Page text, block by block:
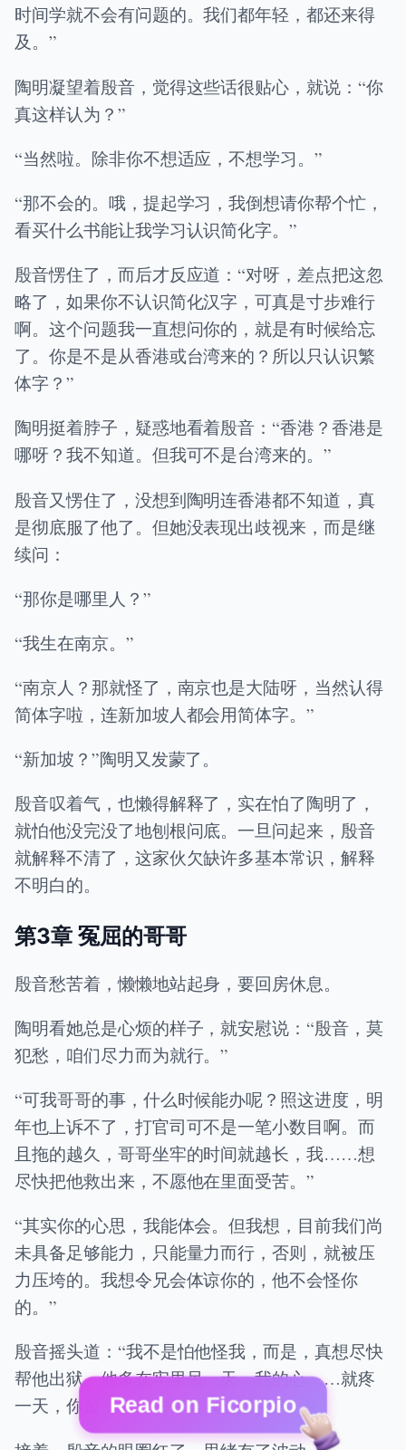
Read on Ficorpio
时间学就不会有问题的。我们都年轻，都还来得
及。”
陶明凝望着殷音，觉得这些话很贴心，就说：“你
真这样认为？”
“当然啦。除非你不想适应，不想学习。”
“那不会的。哦，提起学习，我倒想请你帮个忙，
看买什么书能让我学习认识简化字。”
殷音愣住了，而后才反应道：“对呀，差点把这忽
略了，如果你不认识简化汉字，可真是寸步难行
啊。这个问题我一直想问你的，就是有时候给忘
了。你是不是从香港或台湾来的？所以只认识繁
体字？”
陶明挺着脖子，疑惑地看着殷音：“香港？香港是
哪呀？我不知道。但我可不是台湾来的。”
殷音又愣住了，没想到陶明连香港都不知道，真
是彻底服了他了。但她没表现出歧视来，而是继
续问：
“那你是哪里人？”
“我生在南京。”
“南京人？那就怪了，南京也是大陆呀，当然认得
简体字啦，连新加坡人都会用简体字。”
“新加坡？”陶明又发蒙了。
殷音叹着气，也懒得解释了，实在怕了陶明了，
就怕他没完没了地刨根问底。一旦问起来，殷音
就解释不清了，这家伙欠缺许多基本常识，解释
不明白的。
第3章 冤屈的哥哥
殷音愁苦着，懒懒地站起身，要回房休息。
陶明看她总是心烦的样子，就安慰说：“殷音，莫
犯愁，咱们尽力而为就行。”
“可我哥哥的事，什么时候能办呢？照这进度，明
年也上诉不了，打官司可不是一笔小数目啊。而
且拖的越久，哥哥坐牢的时间就越长，我……想
尽快把他救出来，不愿他在里面受苦。”
“其实你的心思，我能体会。但我想，目前我们尚
未具备足够能力，只能量力而行，否则，就被压
力压垮的。我想令兄会体谅你的，他不会怪你
的。”
殷音摇头道：“我不是怕他怪我，而是，真想尽快
帮他出狱。他多在牢里呆一天，我的心……就疼
一天，你是……无法体会我的感受的。”